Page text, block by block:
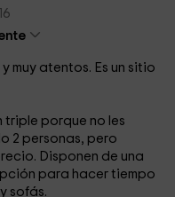
de Sepúlveda y
muy atentos. Es un sitio
triple porque no les
2 personas, pero
Disponen de una
para hacer tiempo
sofás.